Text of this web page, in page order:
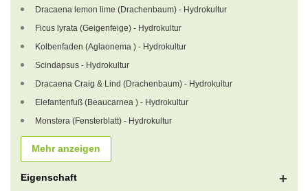
Dracaena lemon lime (Drachenbaum) - Hydrokultur
Ficus lyrata (Geigenfeige) - Hydrokultur
Kolbenfaden (Aglaonema ) - Hydrokultur
Scindapsus - Hydrokultur
Dracaena Craig & Lind (Drachenbaum) - Hydrokultur
Elefantenfuß (Beaucarnea ) - Hydrokultur
Monstera (Fensterblatt) - Hydrokultur
Mehr anzeigen
Eigenschaft